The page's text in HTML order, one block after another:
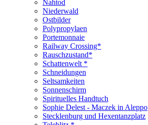
Nahtod
Niederwald
Ostbilder
Polypropylaen
Portemonnaie
Railway Crossing*
Rauschzustand*
Schattenwelt *
Schneidungen
Seltsamkeiten
Sonnenschirm
Spirituelles Handtuch
Sophie Delest - Maczek in Aleppo
Stecklenburg und Hexentanzplatz